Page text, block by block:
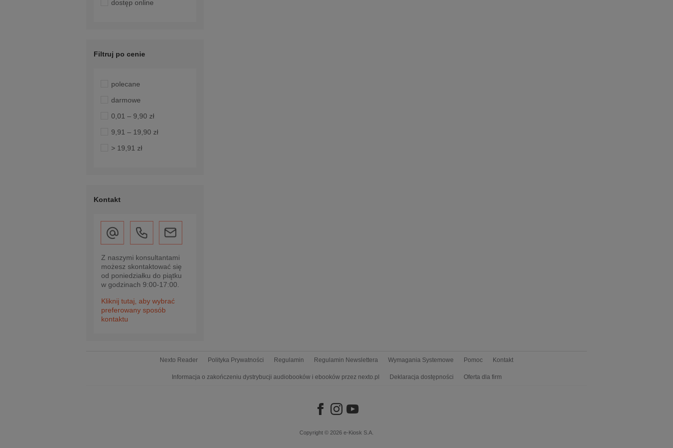
dostęp online
Filtruj po cenie
polecane
darmowe
0,01 – 9,90 zł
9,91 – 19,90 zł
> 19,91 zł
Kontakt
Z naszymi konsultantami
możesz skontaktować się
od poniedziałku do piątku
w godzinach 9:00-17:00.
Kliknij tutaj, aby wybrać
preferowany sposób
kontaktu
Nexto Reader Polityka Prywatności Regulamin Regulamin Newslettera Wymagania Systemowe Pomoc Kontakt
Informacja o zakończeniu dystrybucji audiobooków i ebooków przez nexto.pl Deklaracja dostępności Oferta dla firm
Copyright © 2026 e-Kiosk S.A.